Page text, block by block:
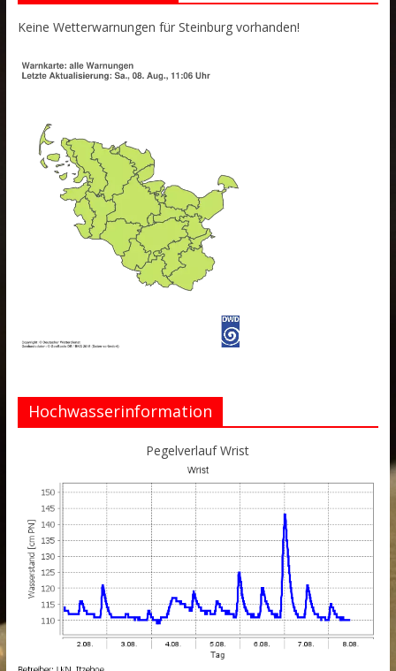
Keine Wetterwarnungen für Steinburg vorhanden!
Hochwasserinformation
Pegelverlauf Wrist